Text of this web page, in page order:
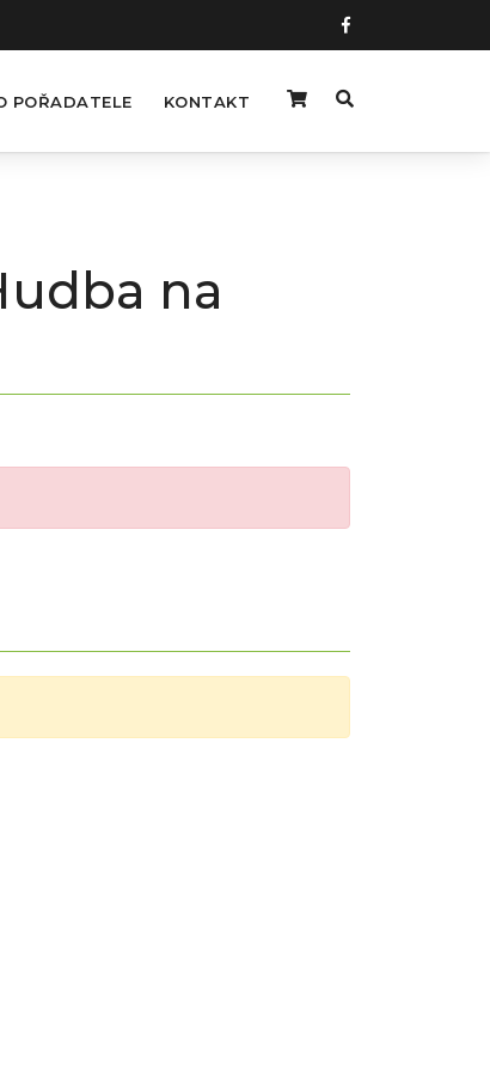
POŘADATELE KONTAKT
na